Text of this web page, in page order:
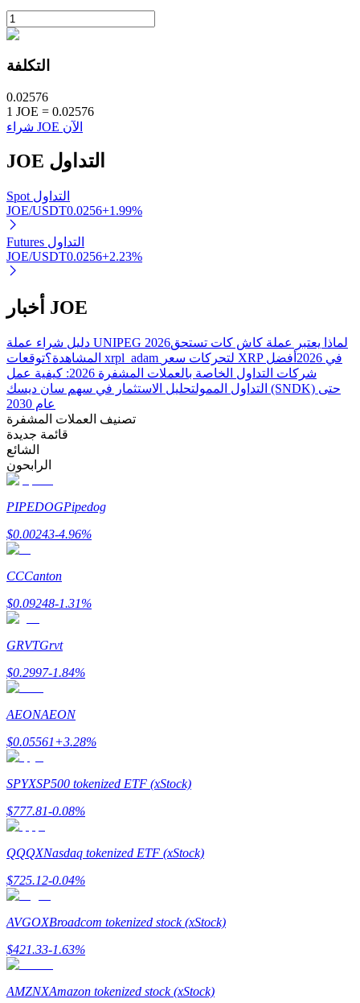
الاستثمار التلقائي
تعلم الستاكينغ
تعرف على كيفية كسب الدخل السلبي
Bitrue
AI
شركاء بيترو
شركاء Bitrue
الإحالة
قم بدعوة صديق لتحصل على مكافآت نقدية
BTC Welcome Rewards
التكلفة
0.02576
1 JOE = 0.02576
شراء JOE الآن
JOE التداول
Spot التداول
JOE/USDT0.0256+1.99%
Futures التداول
JOE/USDT0.0256+2.23%
أخبار JOE
دليل شراء عملة UNIPEG 2026لماذا يعتبر عملة كاش كات تستحق
المشاهدة؟
توقعات xrpl_adam لتحركات سعر XRP في 2026
أفضل
شركات التداول الخاصة بالعملات المشفرة 2026: كيفية عمل
التداول الممولتحليل الاستثمار في سهم سان ديسك (SNDK) حتى
عام 2030
تصنيف العملات المشفرة
قائمة جديدة
الشائع
الرابحون
PIPEDOGPipedog
$0.00243-4.96%
CCCanton
$0.09248-1.31%
GRVTGrvt
$0.2997-1.84%
AEONAEON
$0.05561+3.28%
SPYXSP500 tokenized ETF (xStock)
$777.81-0.08%
QQQXNasdaq tokenized ETF (xStock)
$725.12-0.04%
AVGOXBroadcom tokenized stock (xStock)
$421.33-1.63%
AMZNXAmazon tokenized stock (xStock)